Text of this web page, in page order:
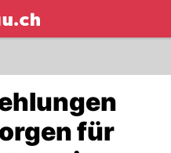
NAU.ch
für